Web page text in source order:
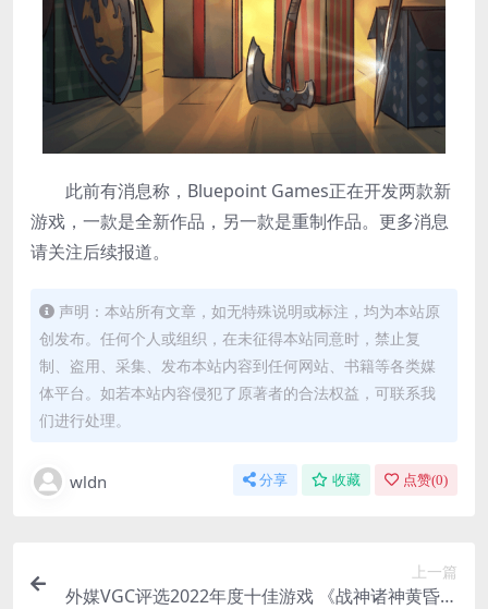
此前有消息称，Bluepoint Games正在开发两款新
游戏，一款是全新作品，另一款是重制作品。更多消息
请关注后续报道。
声明：本站所有文章，如无特殊说明或标注，均为本站原
创发布。任何个人或组织，在未征得本站同意时，禁止复
制、盗用、采集、发布本站内容到任何网站、书籍等各类媒
体平台。如若本站内容侵犯了原著者的合法权益，可联系我
们进行处理。
wldn 分享 收藏 点赞(0)
上一篇
外媒VGC评选2022年度十佳游戏 《战神诸神黄昏》